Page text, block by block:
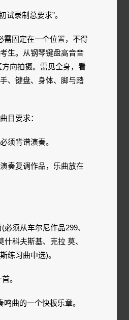
录制总要求”。
固定在一个位置，不得
生。从钢琴键盘高音音
向拍摄。需见全身，看
、键盘、身体、脚与踏
要求：
背谱演奏。
复调作品，乐曲放在
从车尔尼作品299、
什科夫斯基、克拉 莫、
练习曲中选)。
。
的一个快板乐章。